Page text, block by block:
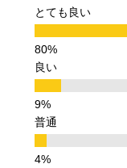
とても良い
良い
普通